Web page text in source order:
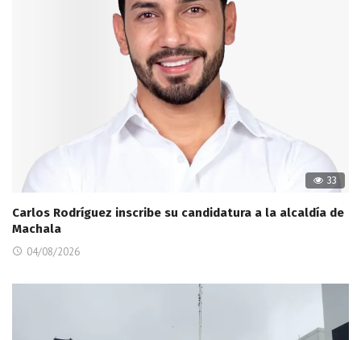
33
Carlos Rodríguez inscribe su candidatura a la alcaldía de
Machala
04/08/2026